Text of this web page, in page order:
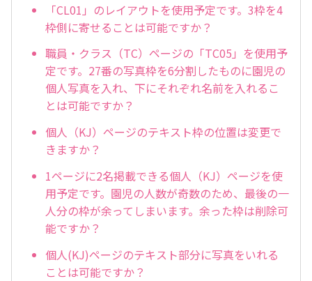
「CL01」のレイアウトを使用予定です。3枠を4
枠側に寄せることは可能ですか？
職員・クラス（TC）ページの「TC05」を使用予
定です。27番の写真枠を6分割したものに園児の
個人写真を入れ、下にそれぞれ名前を入れるこ
とは可能ですか？
個人（KJ）ページのテキスト枠の位置は変更で
きますか？
1ページに2名掲載できる個人（KJ）ページを使
用予定です。園児の人数が奇数のため、最後の一
人分の枠が余ってしまいます。余った枠は削除可
能ですか？
個人(KJ)ページのテキスト部分に写真をいれる
ことは可能ですか？